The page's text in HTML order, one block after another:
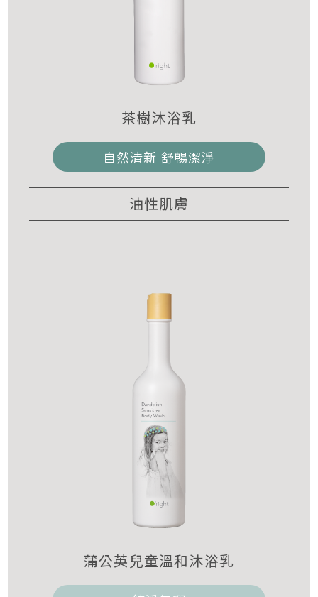
茶樹沐浴乳
自然清新 舒暢潔淨
油性肌膚
蒲公英兒童溫和沐浴乳